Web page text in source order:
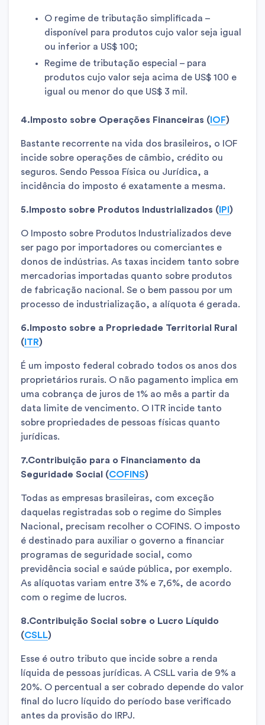
O regime de tributação simplificada –
disponível para produtos cujo valor seja igual
ou inferior a US$ 100;
Regime de tributação especial – para
produtos cujo valor seja acima de US$ 100 e
igual ou menor do que US$ 3 mil.
4.Imposto sobre Operações Financeiras ( IOF)
Bastante recorrente na vida dos brasileiros, o IOF
incide sobre operações de câmbio, crédito ou
seguros. Sendo Pessoa Física ou Jurídica, a
incidência do imposto é exatamente a mesma.
5.Imposto sobre Produtos Industrializados ( IPI )
O Imposto sobre Produtos Industrializados deve
ser pago por importadores ou comerciantes e
donos de indústrias. As taxas incidem tanto sobre
mercadorias importadas quanto sobre produtos
de fabricação nacional. Se o bem passou por um
processo de industrialização, a alíquota é gerada.
6.Imposto sobre a Propriedade Territorial Rural
( ITR)
É um imposto federal cobrado todos os anos dos
proprietários rurais. O não pagamento implica em
uma cobrança de juros de 1% ao mês a partir da
data limite de vencimento. O ITR incide tanto
sobre propriedades de pessoas físicas quanto
jurídicas.
7.Contribuição para o Financiamento da
Seguridade Social (COFINS)
Todas as empresas brasileiras, com exceção
daquelas registradas sob o regime do Simples
Nacional, precisam recolher o COFINS. O imposto
é destinado para auxiliar o governo a financiar
programas de seguridade social, como
previdência social e saúde pública, por exemplo.
As alíquotas variam entre 3% e 7,6%, de acordo
com o regime de lucros.
8.Contribuição Social sobre o Lucro Líquido
(CSLL)
Esse é outro tributo que incide sobre a renda
líquida de pessoas jurídicas. A CSLL varia de 9% a
20%. O percentual a ser cobrado depende do valor
final do lucro líquido do período base verificado
antes da provisão do IRPJ.